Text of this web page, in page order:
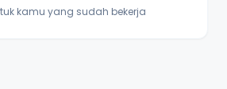
kamu yang sudah bekerja